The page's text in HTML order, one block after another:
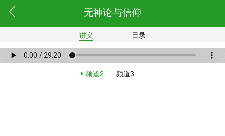
无神论与信仰
讲义 目录
频道2 频道3